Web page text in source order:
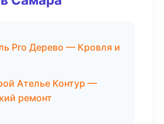
Pro Дерево — Кровля и
Ателье Контур —
ремонт